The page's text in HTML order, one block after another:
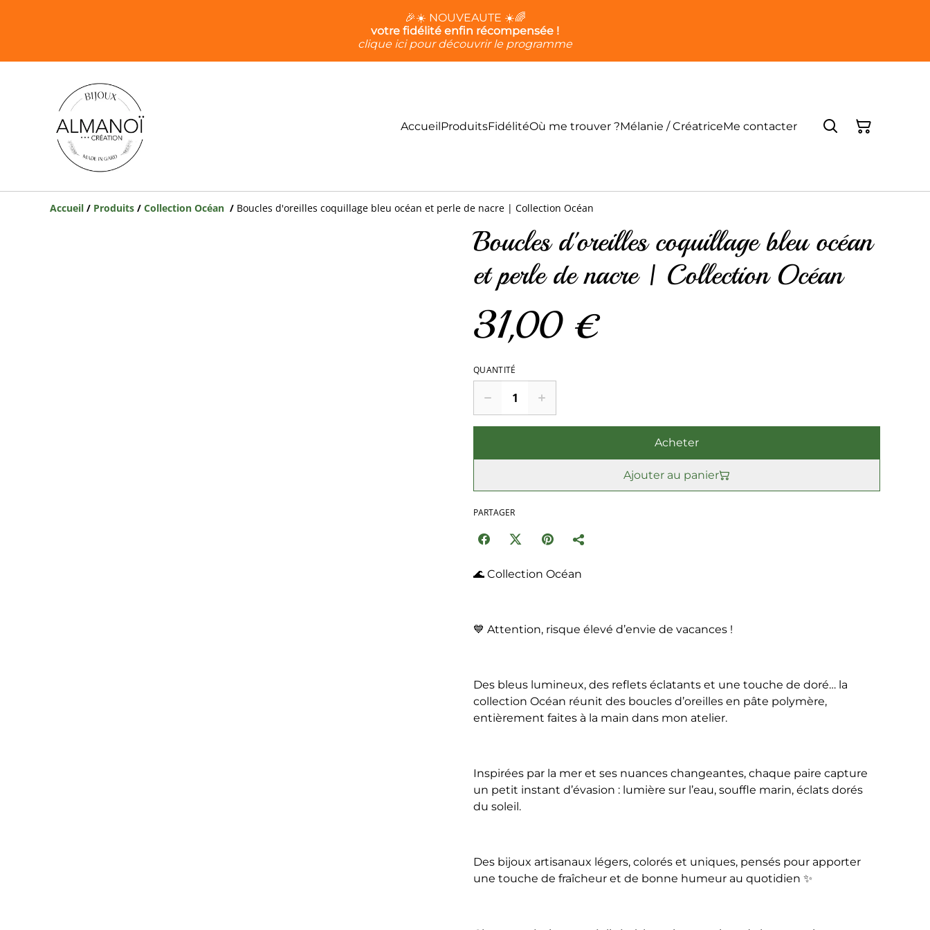
🎉☀️ NOUVEAUTE ☀️🌈
votre fidélité enfin récompensée !
clique ici pour découvrir le programme
AccueilProduitsFidélitéOù me trouver ?Mélanie / CréatriceMe contacter
Accueil / Produits / Collection Océan / Boucles d'oreilles coquillage bleu océan et perle de nacre | Collection Océan
Boucles d'oreilles coquillage bleu océan
et perle de nacre | Collection Océan
31,00 €
QUANTITÉ
Acheter
Ajouter au panier
PARTAGER
🌊 Collection Océan
💙 Attention, risque élevé d’envie de vacances !
Des bleus lumineux, des reflets éclatants et une touche de doré… la
collection Océan réunit des boucles d’oreilles en pâte polymère,
entièrement faites à la main dans mon atelier.
Inspirées par la mer et ses nuances changeantes, chaque paire capture
un petit instant d’évasion : lumière sur l’eau, souffle marin, éclats dorés
du soleil.
Des bijoux artisanaux légers, colorés et uniques, pensés pour apporter
une touche de fraîcheur et de bonne humeur au quotidien ✨